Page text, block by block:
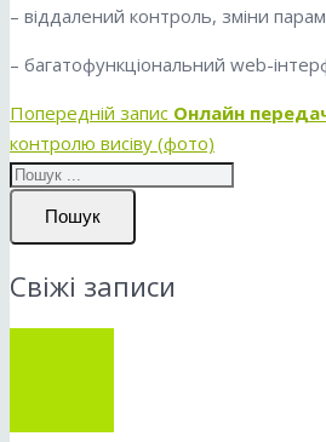
– віддалений контроль, зміни
– багатофункціональний web-
Попередній запис Онлайн
контролю висіву (фото)
Пошук
Свіжі записи